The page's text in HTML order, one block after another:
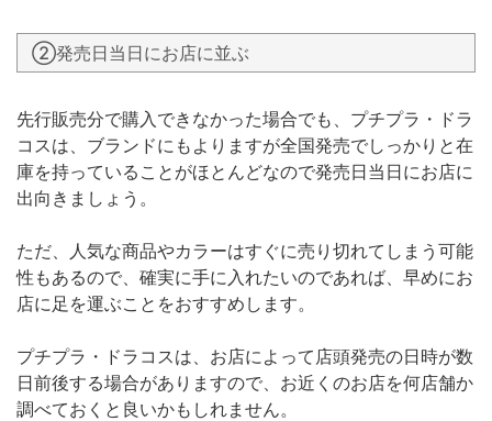
②発売日当日にお店に並ぶ
先行販売分で購入できなかった場合でも、プチプラ・ドラ
コスは、ブランドにもよりますが全国発売でしっかりと在
庫を持っていることがほとんどなので発売日当日にお店に
出向きましょう。
ただ、人気な商品やカラーはすぐに売り切れてしまう可能
性もあるので、確実に手に入れたいのであれば、早めにお
店に足を運ぶことをおすすめします。
プチプラ・ドラコスは、お店によって店頭発売の日時が数
日前後する場合がありますので、お近くのお店を何店舗か
調べておくと良いかもしれません。